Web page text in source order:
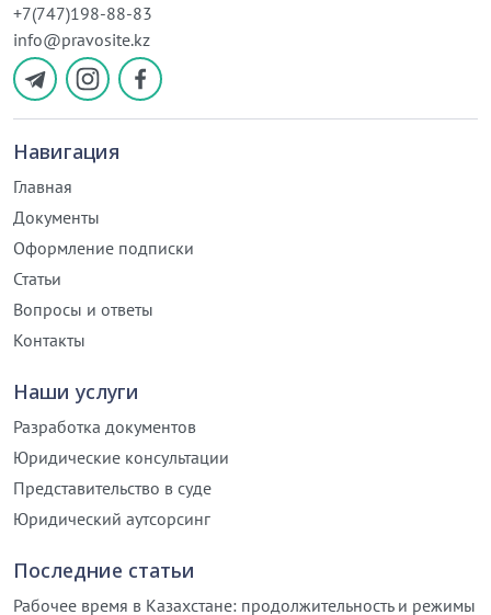
+7(747)198-88-83
info@pravosite.kz
Навигация
Главная
Документы
Оформление подписки
Статьи
Вопросы и ответы
Контакты
Наши услуги
Разработка документов
Юридические консультации
Представительство в суде
Юридический аутсорсинг
Последние статьи
Рабочее время в Казахстане: продолжительность и режимы